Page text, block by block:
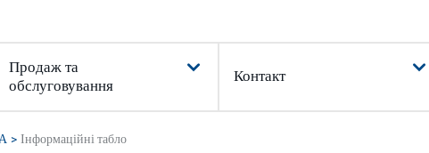
Продаж та
обслуговування
Контакт
Інформаційні табло